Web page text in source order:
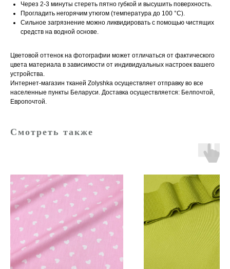
Через 2-3 минуты стереть пятно губкой и высушить поверхность.
Прогладить негорячим утюгом (температура до 100 °С).
Сильное загрязнение можно ликвидировать с помощью чистящих
средств на водной основе.
Цветовой оттенок на фотографии может отличаться от фактического
цвета материала в зависимости от индивидуальных настроек вашего
устройства.
Интернет-магазин тканей Zolyshka осуществляет отправку во все
населенные пункты Беларуси. Доставка осуществляется: Белпочтой,
Европочтой.
Смотреть также